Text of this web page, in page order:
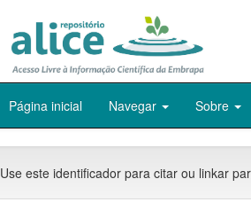
Página inicial Navegar Sobre
Use este identificador para citar ou linkar